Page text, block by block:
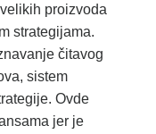
proizvoda
strategijama.
čitavog
sistem
Ovde
jer je